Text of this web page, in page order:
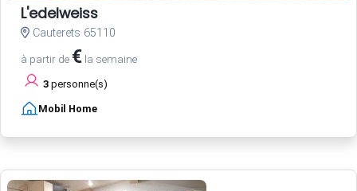
L'edelweiss
Cauterets 65110
à partir de € la semaine
3 personne(s)
Mobil Home